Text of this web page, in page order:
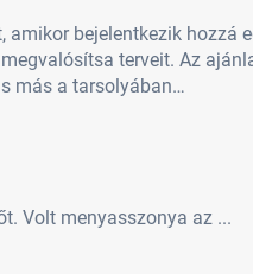
bejelentkezik hozzá
terveit. Az
más a tarsolyában…
Volt menyasszonya az ...